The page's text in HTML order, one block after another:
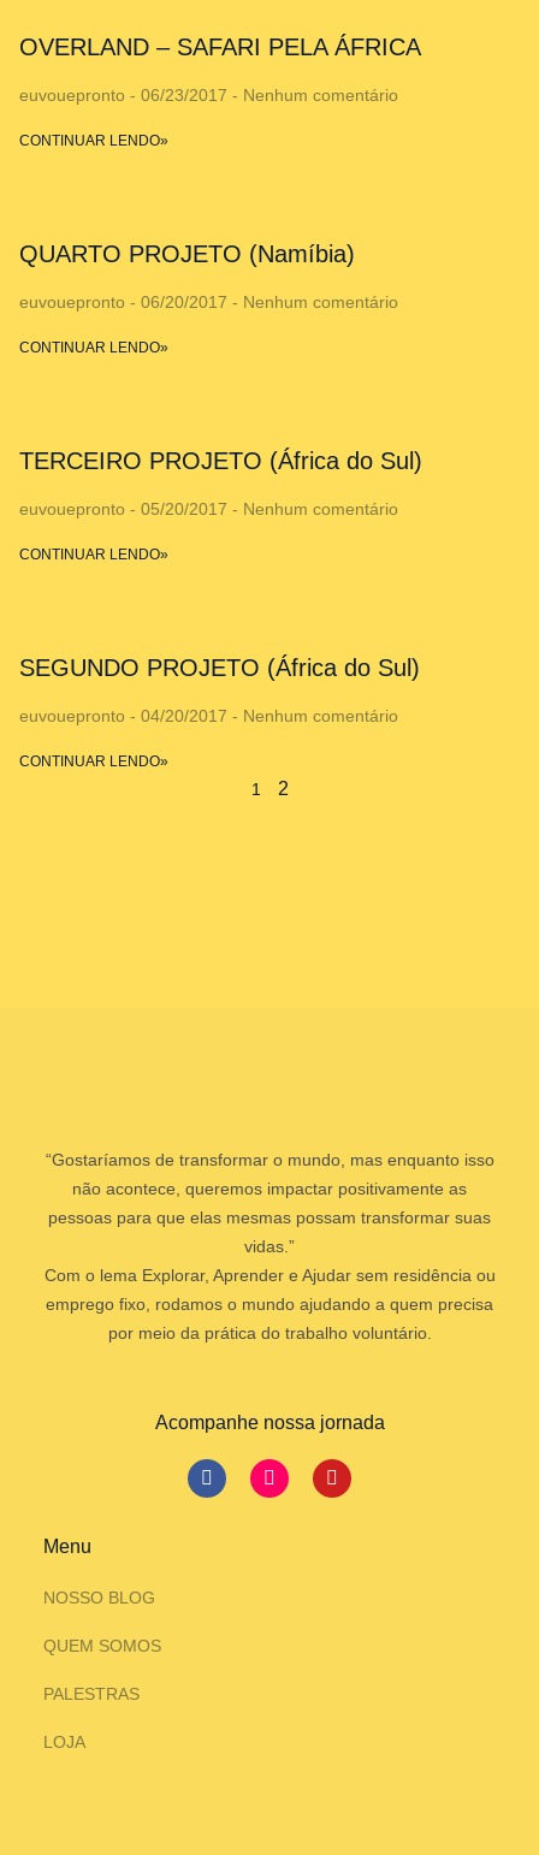
OVERLAND – SAFARI PELA ÁFRICA
euvouepronto 06/23/2017 Nenhum comentário
CONTINUAR LENDO»
QUARTO PROJETO (Namíbia)
euvouepronto 06/20/2017 Nenhum comentário
CONTINUAR LENDO»
TERCEIRO PROJETO (África do Sul)
euvouepronto 05/20/2017 Nenhum comentário
CONTINUAR LENDO»
SEGUNDO PROJETO (África do Sul)
euvouepronto 04/20/2017 Nenhum comentário
CONTINUAR LENDO»
1 2
“Gostaríamos de transformar o mundo, mas enquanto isso
não acontece, queremos impactar positivamente as
pessoas para que elas mesmas possam transformar suas
vidas.”
Com o lema Explorar, Aprender e Ajudar sem residência ou
emprego fixo, rodamos o mundo ajudando a quem precisa
por meio da prática do trabalho voluntário.
Acompanhe nossa jornada
Menu
NOSSO BLOG
QUEM SOMOS
PALESTRAS
LOJA